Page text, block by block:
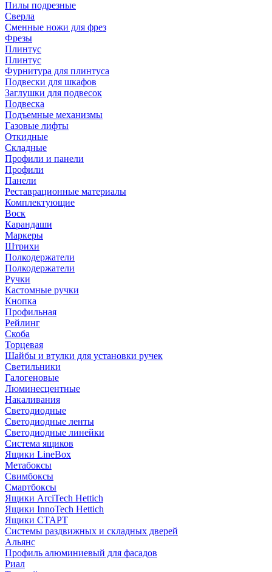
Пилы подрезные
Сверла
Сменные ножи для фрез
Фрезы
Плинтус
Плинтус
Фурнитура для плинтуса
Подвески для шкафов
Заглушки для подвесок
Подвеска
Подъемные механизмы
Газовые лифты
Откидные
Складные
Профили и панели
Профили
Панели
Реставрационные материалы
Комплектующие
Воск
Карандаши
Маркеры
Штрихи
Полкодержатели
Полкодержатели
Ручки
Кастомные ручки
Кнопка
Профильная
Рейлинг
Скоба
Торцевая
Шайбы и втулки для установки ручек
Светильники
Галогеновые
Люминесцентные
Накаливания
Светодиодные
Светодиодные ленты
Светодиодные линейки
Система ящиков
Ящики LineBox
Метабоксы
Свимбоксы
Смартбоксы
Ящики ArciTech Hettich
Ящики InnoTech Hettich
Ящики СТАРТ
Системы раздвижных и складных дверей
Альянс
Профиль алюминиевый для фасадов
Риал